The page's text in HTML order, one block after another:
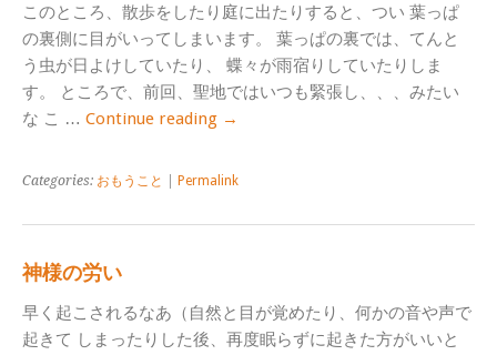
このところ、散歩をしたり庭に出たりすると、つい 葉っぱ
の裏側に目がいってしまいます。 葉っぱの裏では、てんと
う虫が日よけしていたり、 蝶々が雨宿りしていたりしま
す。 ところで、前回、聖地ではいつも緊張し、、、みたい
な こ … Continue reading →
Categories: おもうこと Permalink
神様の労い
早く起こされるなあ（自然と目が覚めたり、何かの音や声で
起きて しまったりした後、再度眠らずに起きた方がいいと